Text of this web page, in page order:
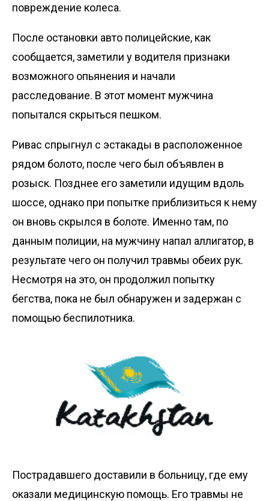
повреждение колеса.
После остановки авто полицейские, как
сообщается, заметили у водителя признаки
возможного опьянения и начали
расследование. В этот момент мужчина
попытался скрыться пешком.
Ривас спрыгнул с эстакады в расположенное
рядом болото, после чего был объявлен в
розыск. Позднее его заметили идущим вдоль
шоссе, однако при попытке приблизиться к нему
он вновь скрылся в болоте. Именно там, по
данным полиции, на мужчину напал аллигатор, в
результате чего он получил травмы обеих рук.
Несмотря на это, он продолжил попытку
бегства, пока не был обнаружен и задержан с
помощью беспилотника.
Пострадавшего доставили в больницу, где ему
оказали медицинскую помощь. Его травмы не